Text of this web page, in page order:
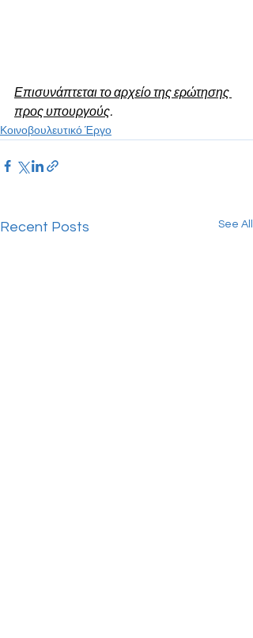
Επισυνάπτεται το αρχείο της ερώτησης
προς υπουργούς.
Κοινοβουλευτικό Έργο
Recent Posts See All